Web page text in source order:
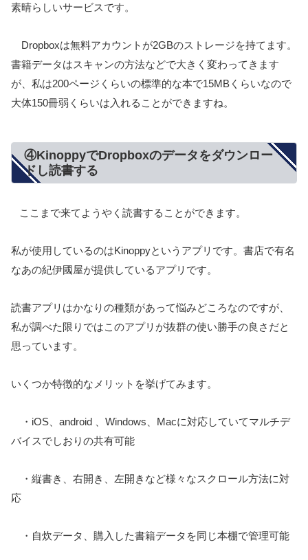
素晴らしいサービスです。
Dropboxは無料アカウントが2GBのストレージを持てます。
書籍データはスキャンの方法などで大きく変わってきます
が、私は200ページくらいの標準的な本で15MBくらいなので
大体150冊弱くらいは入れることができますね。
④KinoppyでDropboxのデータをダウンロー
ドし読書する
ここまで来てようやく読書することができます。
私が使用しているのはKinoppyというアプリです。書店で有名
なあの紀伊國屋が提供しているアプリです。
読書アプリはかなりの種類があって悩みどころなのですが、
私が調べた限りではこのアプリが抜群の使い勝手の良さだと
思っています。
いくつか特徴的なメリットを挙げてみます。
・iOS、android 、Windows、Macに対応していてマルチデ
バイスでしおりの共有可能
・縦書き、右開き、左開きなど様々なスクロール方法に対
応
・自炊データ、購入した書籍データを同じ本棚で管理可能